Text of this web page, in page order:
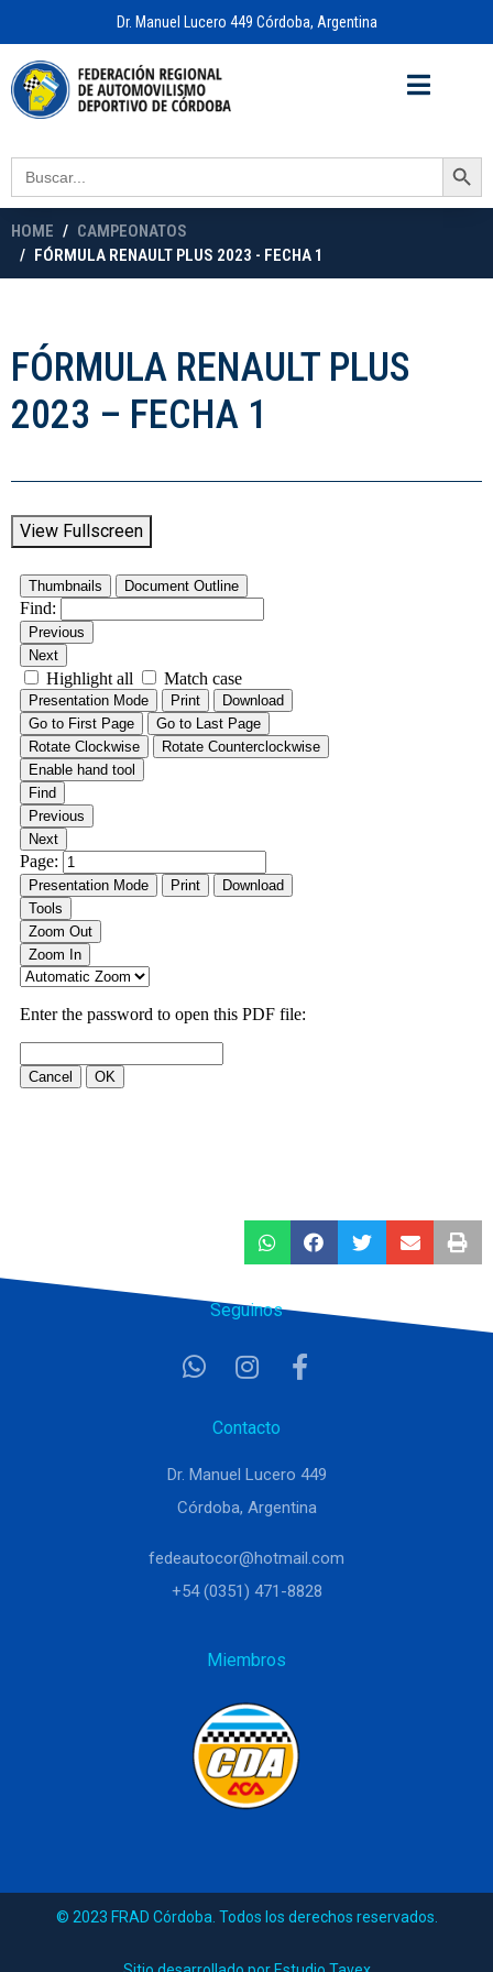
Dr. Manuel Lucero 449 Córdoba, Argentina
Search
for:
Search Button
HOME
CAMPEONATOS
FÓRMULA RENAULT PLUS 2023 - FECHA 1
FÓRMULA RENAULT PLUS
2023 – FECHA 1
View Fullscreen
Seguinos
Contacto
Dr. Manuel Lucero 449
Córdoba, Argentina
fedeautocor@hotmail.com
+54 (0351) 471-8828
Miembros
© 2023 FRAD Córdoba. Todos los derechos reservados.